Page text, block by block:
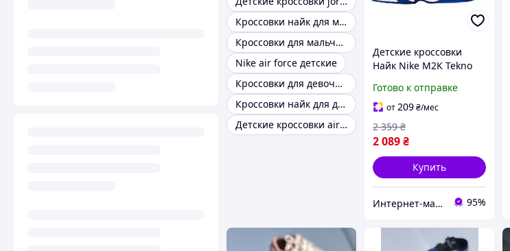
Кроссовки найк для мальчиков
Кроссовки для мальчика nike
Nike air force детские
Кроссовки для девочек nike
Кроссовки найк для детей
Детские кроссовки air max
Детские кроссовки
Найк Nike M2K Tekno
Готово к отправке
от209₴/мес
2 089₴
2 359 ₴
Купить
Интернет-магазин "High-Top Store" 95%